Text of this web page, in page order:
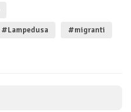
#Lampedusa #migranti